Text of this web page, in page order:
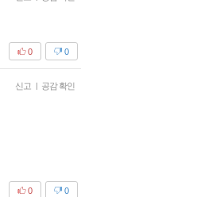
0
0
신고 | 공감 확인
0
0